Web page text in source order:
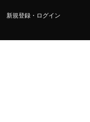
新規登録・ログイン